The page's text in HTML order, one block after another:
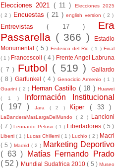
Elecciones 2021 ( 11 )
Elecciones 2025
( 2 )
Encuestas( 21 )english version( 2 )
Entrevistas( 17 ) Era
Passarella ( 366 )
Estadio
Monumental( 5 ) Federico del Rio ( 1 )Final
( 1 ) Francescoli( 4 ) Frente Angel Labruna
( 7 ) Futbol ( 519 )Gallardo
( 8 ) Garfunkel ( 4 ) Genocidio Armenio ( 1 )
Guarini( 2 ) Hernan Castillo ( 18 )Huawei
( 1 )
Información Institucional
( 197 )
Jara ( 2 ) Kiper( 33 )
LaBanderaMasLargaDelMundo ( 2 ) Lancioni
( 7 )Leonardo Peluso ( 1 ) Libertadores ( 5 )
Liberti( 1 ) Lucas Chillemi( 1 )Luchio( 2 ) Macri
( 5 ) Madrid ( 2 ) Marketing Deportivo
( 63 )
Matías Fernando Prado
( 52 ) Mundial Sudafrica 2010( 5 )Museo